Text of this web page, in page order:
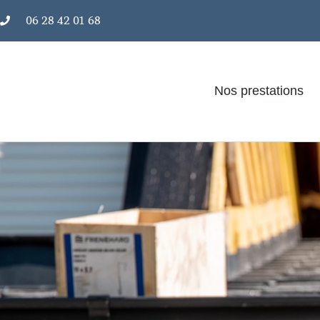
06 28 42 01 68
Nos prestations